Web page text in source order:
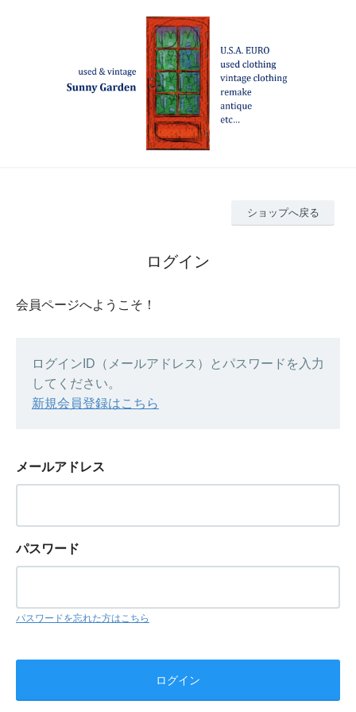
ショップへ戻る
ログイン
会員ページへようこそ！
ログインID（メールアドレス）とパスワードを入力
してください。
新規会員登録はこちら
メールアドレス
パスワード
パスワードを忘れた方はこちら